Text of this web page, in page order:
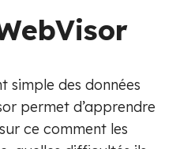
simple des données
permet d’apprendre
ce comment les